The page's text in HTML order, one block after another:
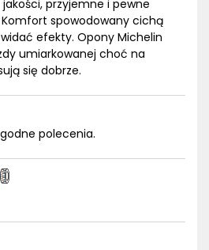
przyjemne i pewne
spowodowany cichą
efekty. Opony Michelin
umiarkowanej choć na
się dobrze.
polecenia.